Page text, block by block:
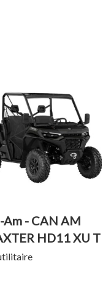
Am - CAN AM
HD11 XU T